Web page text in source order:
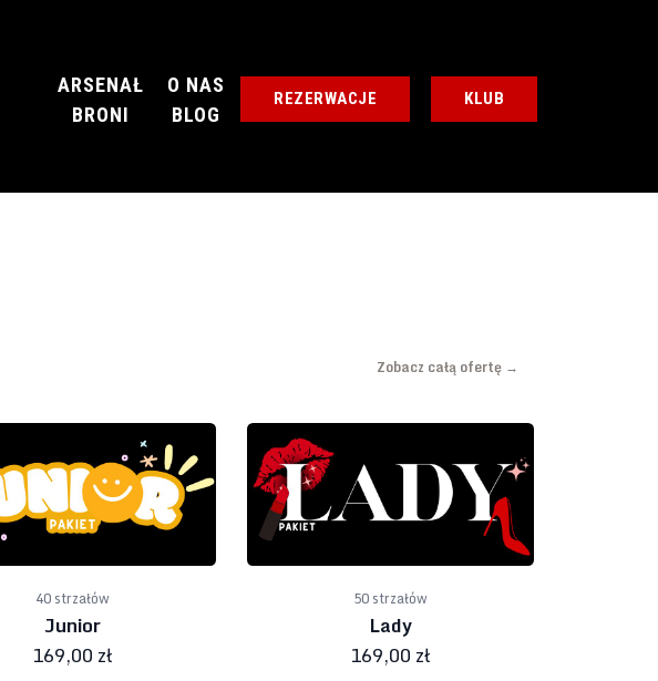
ARSENAŁ
BRONI
O NAS
BLOG
REZERWACJE KLUB
Zobacz całą ofertę →
40 strzałów
Junior
169,00 zł
50 strzałów
Lady
169,00 zł